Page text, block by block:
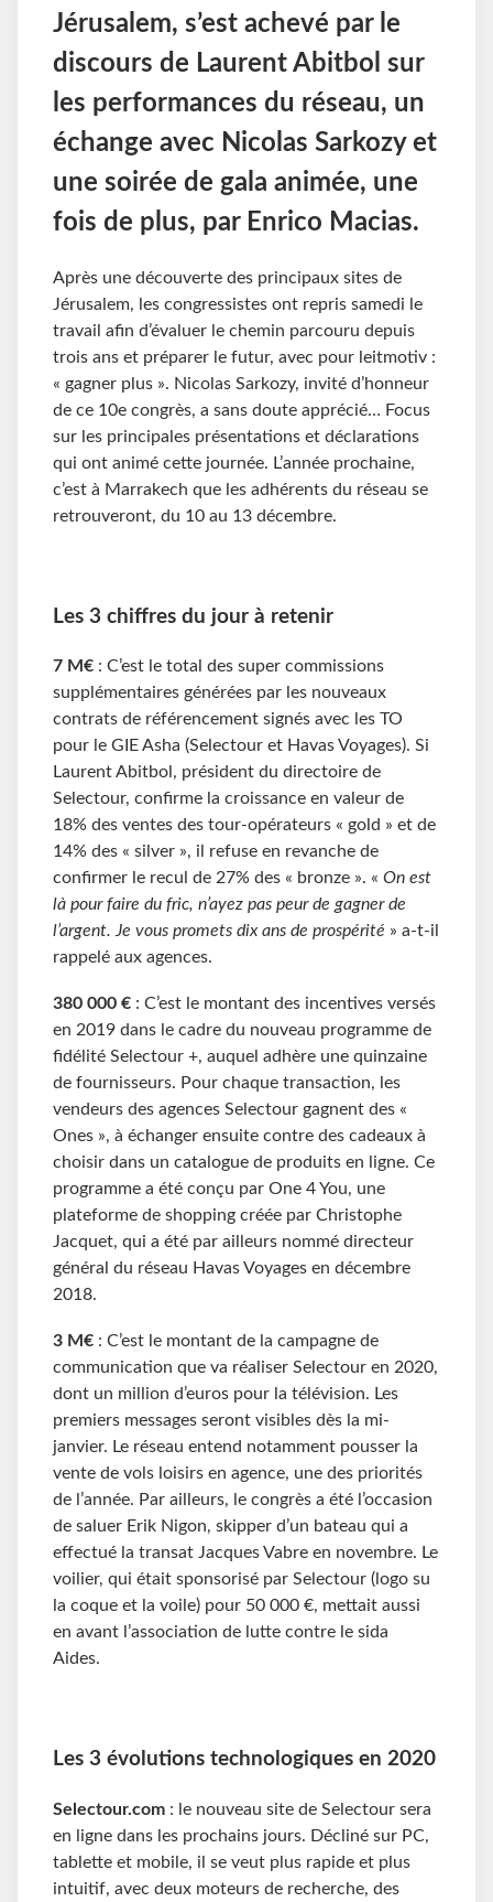
Jérusalem, s’est achevé par le
discours de Laurent Abitbol sur
les performances du réseau, un
échange avec Nicolas Sarkozy et
une soirée de gala animée, une
fois de plus, par Enrico Macias.
Après une découverte des principaux sites de
Jérusalem, les congressistes ont repris samedi le
travail afin d’évaluer le chemin parcouru depuis
trois ans et préparer le futur, avec pour leitmotiv :
« gagner plus ». Nicolas Sarkozy, invité d’honneur
de ce 10e congrès, a sans doute apprécié… Focus
sur les principales présentations et déclarations
qui ont animé cette journée. L’année prochaine,
c’est à Marrakech que les adhérents du réseau se
retrouveront, du 10 au 13 décembre.
Les 3 chiffres du jour à retenir
7 M€ : C’est le total des super commissions
supplémentaires générées par les nouveaux
contrats de référencement signés avec les TO
pour le GIE Asha (Selectour et Havas Voyages). Si
Laurent Abitbol, président du directoire de
Selectour, confirme la croissance en valeur de
18% des ventes des tour-opérateurs « gold » et de
14% des « silver », il refuse en revanche de
confirmer le recul de 27% des « bronze ». « On est
là pour faire du fric, n’ayez pas peur de gagner de
l’argent. Je vous promets dix ans de prospérité » a-t-il
rappelé aux agences.
380 000 € : C’est le montant des incentives versés
en 2019 dans le cadre du nouveau programme de
fidélité Selectour +, auquel adhère une quinzaine
de fournisseurs. Pour chaque transaction, les
vendeurs des agences Selectour gagnent des «
Ones », à échanger ensuite contre des cadeaux à
choisir dans un catalogue de produits en ligne. Ce
programme a été conçu par One 4 You, une
plateforme de shopping créée par Christophe
Jacquet, qui a été par ailleurs nommé directeur
général du réseau Havas Voyages en décembre
2018.
3 M€ : C’est le montant de la campagne de
communication que va réaliser Selectour en 2020,
dont un million d’euros pour la télévision. Les
premiers messages seront visibles dès la mi-
janvier. Le réseau entend notamment pousser la
vente de vols loisirs en agence, une des priorités
de l’année. Par ailleurs, le congrès a été l’occasion
de saluer Erik Nigon, skipper d’un bateau qui a
effectué la transat Jacques Vabre en novembre. Le
voilier, qui était sponsorisé par Selectour (logo su
la coque et la voile) pour 50 000 €, mettait aussi
en avant l’association de lutte contre le sida
Aides.
Les 3 évolutions technologiques en 2020
Selectour.com : le nouveau site de Selectour sera
en ligne dans les prochains jours. Décliné sur PC,
tablette et mobile, il se veut plus rapide et plus
intuitif, avec deux moteurs de recherche, des